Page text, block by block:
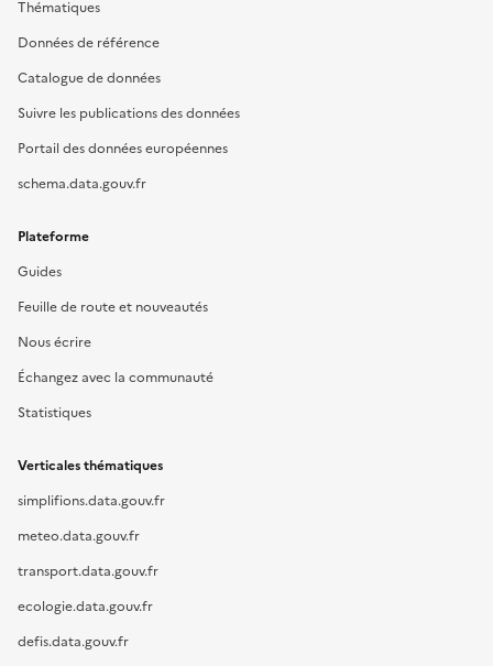
Thématiques
Données de référence
Catalogue de données
Suivre les publications des données
Portail des données européennes
schema.data.gouv.fr
Plateforme
Guides
Feuille de route et nouveautés
Nous écrire
Échangez avec la communauté
Statistiques
Verticales thématiques
simplifions.data.gouv.fr
meteo.data.gouv.fr
transport.data.gouv.fr
ecologie.data.gouv.fr
defis.data.gouv.fr